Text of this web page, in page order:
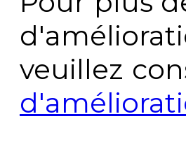
veuillez